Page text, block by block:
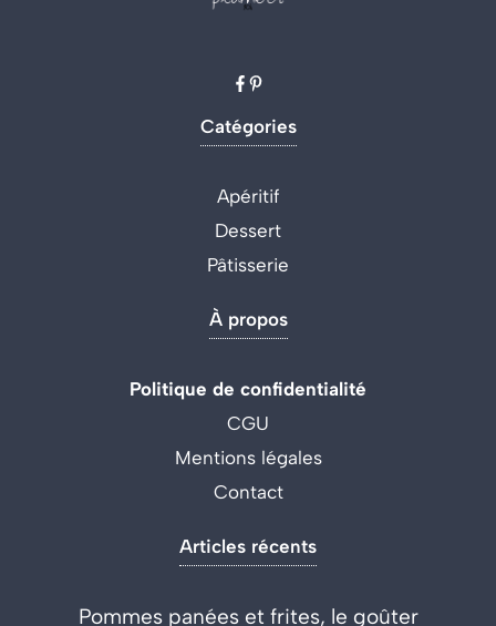
Catégories
Apéritif
Dessert
Pâtisserie
À propos
Politique de confidentialité
CGU
Mentions légales
Contact
Articles récents
Pommes panées et frites, le goûter